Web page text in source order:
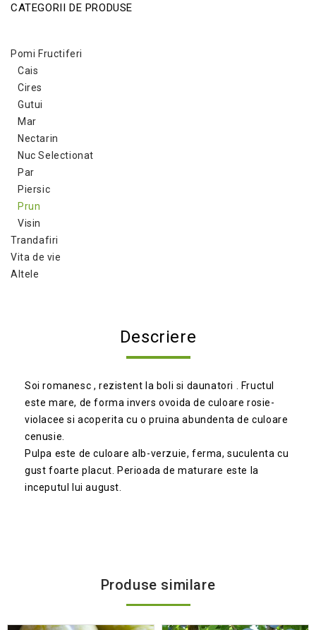
CATEGORII DE PRODUSE
Pomi Fructiferi
Cais
Cires
Gutui
Mar
Nectarin
Nuc Selectionat
Par
Piersic
Prun
Visin
Trandafiri
Vita de vie
Altele
Descriere
Soi romanesc , rezistent la boli si daunatori . Fructul
este mare, de forma invers ovoida de culoare rosie-
violacee si acoperita cu o pruina abundenta de culoare
cenusie.
Pulpa este de culoare alb-verzuie, ferma, suculenta cu
gust foarte placut. Perioada de maturare este la
inceputul lui august.
Produse similare